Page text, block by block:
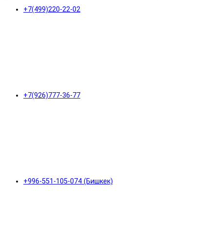
+7(499)220-22-02
+7(926)777-36-77
+996-551-105-074 (Бишкек)